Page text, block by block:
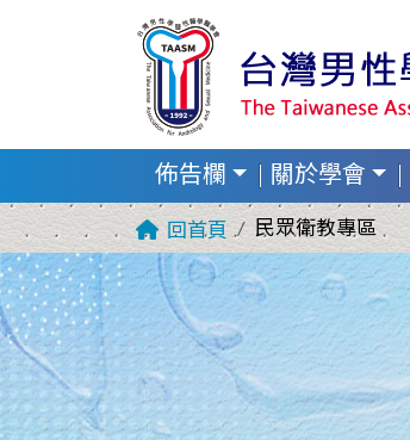
佈告欄 關於學會
回首頁 民眾衛教專區